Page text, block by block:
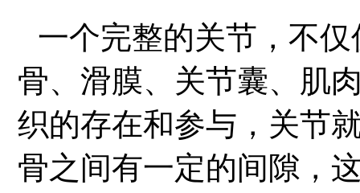
一个完整的关节，不
骨、滑膜、关节囊、肌
织的存在和参与，关节
骨之间有一定的间隙，